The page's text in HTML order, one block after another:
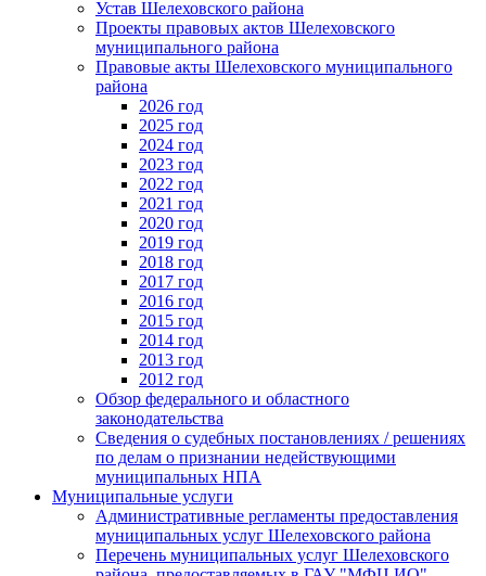
Устав Шелеховского района
Проекты правовых актов Шелеховского
муниципального района
Правовые акты Шелеховского муниципального
района
2026 год
2025 год
2024 год
2023 год
2022 год
2021 год
2020 год
2019 год
2018 год
2017 год
2016 год
2015 год
2014 год
2013 год
2012 год
Обзор федерального и областного
законодательства
Сведения о судебных постановлениях / решениях
по делам о признании недействующими
муниципальных НПА
Муниципальные услуги
Административные регламенты предоставления
муниципальных услуг Шелеховского района
Перечень муниципальных услуг Шелеховского